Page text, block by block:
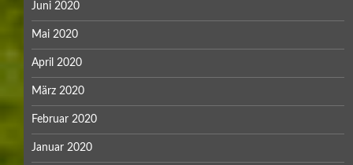
Juni 2020
Mai 2020
April 2020
März 2020
Februar 2020
Januar 2020